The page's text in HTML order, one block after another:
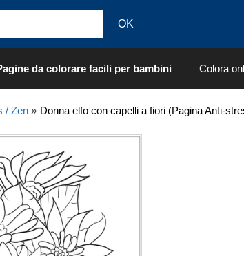
da colorare facili per bambini Colora
/ Zen» Donna elfo con capelli a fiori (Pagina Anti-